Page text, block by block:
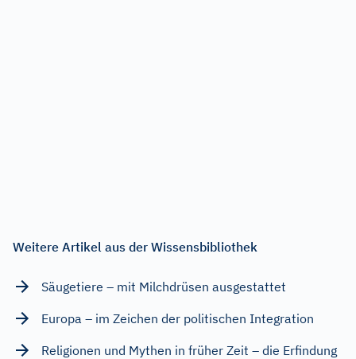
Weitere Artikel aus der Wissensbibliothek
Säugetiere – mit Milchdrüsen ausgestattet
Europa – im Zeichen der politischen Integration
Religionen und Mythen in früher Zeit – die Erfindung